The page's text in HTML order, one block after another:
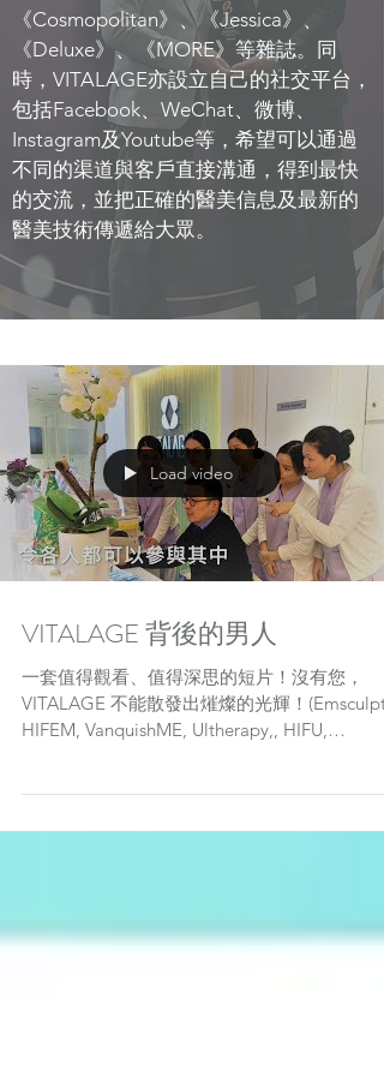
《Cosmopolitan》、《Jessica》、
《Deluxe》、《MORE》等雜誌。同
時，VITALAGE亦設立自己的社交平台，
包括Facebook、WeChat、微博、
Instagram及Youtube等，希望可以通過
不同的渠道與客戶直接溝通，得到最快
的交流，並把正確的醫美信息及最新的
醫美技術傳遞給大眾。
Load video
VITALAGE 背後的男人
一套值得觀看、值得深思的短片！沒有您，
VITALAGE 不能散發出熣燦的光輝！(Emsculpt,
HIFEM, VanquishME, Ultherapy,, HIFU,